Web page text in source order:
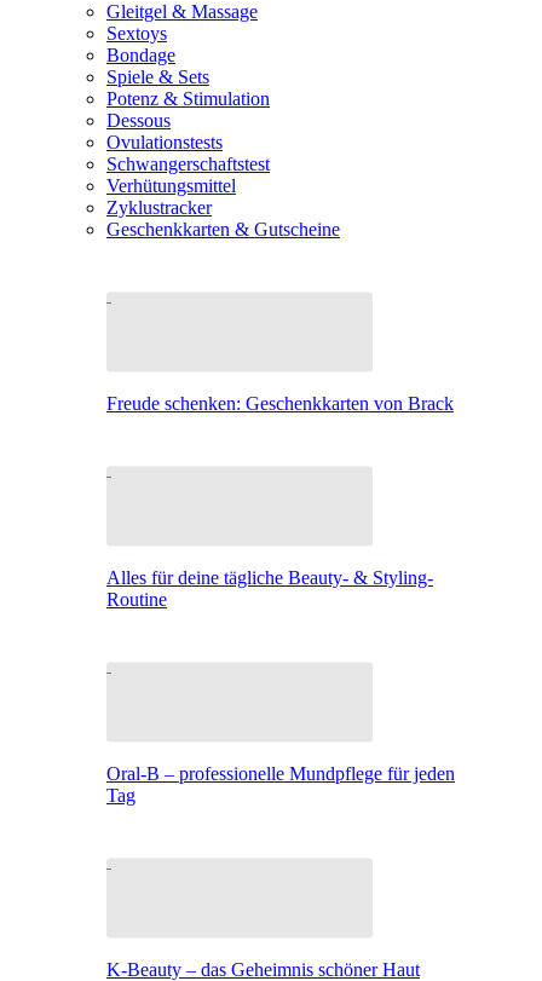
Gleitgel & Massage
Sextoys
Bondage
Spiele & Sets
Potenz & Stimulation
Dessous
Ovulationstests
Schwangerschaftstest
Verhütungsmittel
Zyklustracker
Geschenkkarten & Gutscheine
Freude schenken: Geschenkkarten von Brack
Alles für deine tägliche Beauty- & Styling-
Routine
Oral-B – professionelle Mundpflege für jeden
Tag
K-Beauty – das Geheimnis schöner Haut